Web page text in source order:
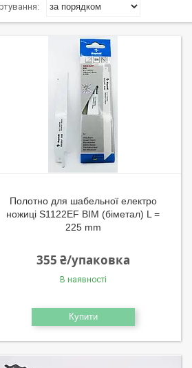
Полотно для шабельної електро
ножиці S1122EF BIM (біметал) L =
225 mm
355 ₴/упаковка
В наявності
Купити